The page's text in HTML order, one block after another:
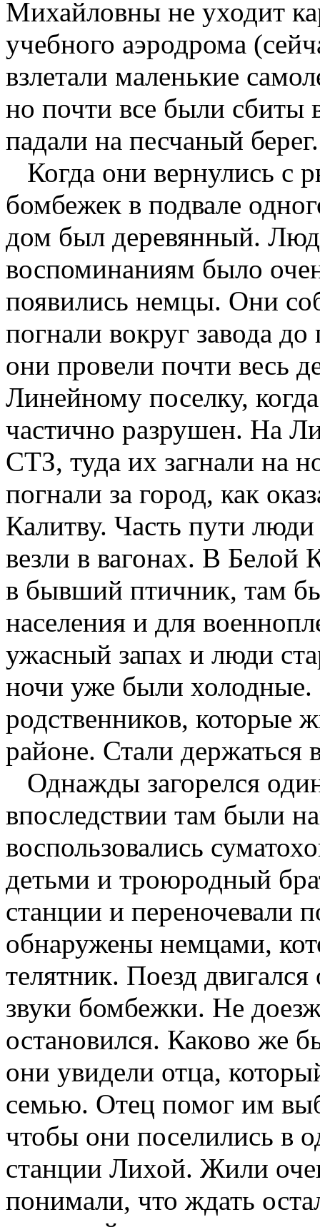
Михайловны не уходит
учебного аэродрома
взлетали маленькие
но почти все были сбиты
падали на песчаный берег.
Когда они вернулись с
бомбежек в подвале
дом был деревянный.
воспоминаниям было
появились немцы. Они
погнали вокруг завода
они провели почти весь
Линейному поселку,
частично разрушен. На
СТЗ, туда их загнали на
погнали за город, как
Калитву. Часть пути
везли в вагонах. В Белой
в бывший птичник, там
населения и для
ужасный запах и люди
ночи уже были холодные.
родственников, которые
районе. Стали держаться
Однажды загорелся
впоследствии там были
воспользовались
детьми и троюродный
станции и переночевали
обнаружены немцами,
телятник. Поезд
звуки бомбежки. Не
остановился. Каково же
они увидели отца,
семью. Отец помог им
чтобы они поселились в
станции Лихой. Жили
понимали, что ждать